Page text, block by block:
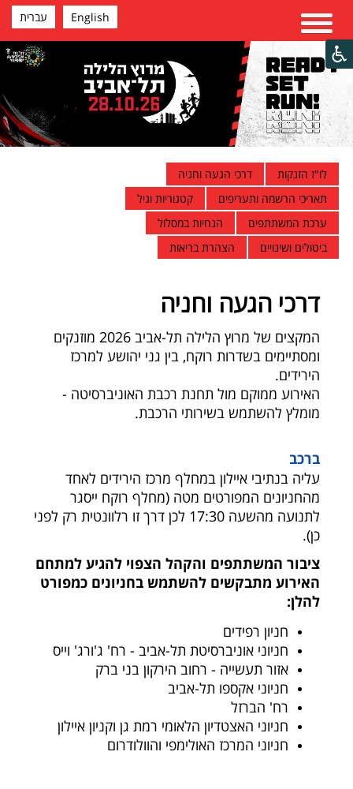
English עברית
לו"ז הזנקות
דרכי הגעה וחניה
תאריכי הרשמה ותעריפים
קטגוריות וגיל
ערכת המשתתפים
הנחיות במסלול
ביטולים ושינויים
הצהרת בריאות
דרכי הגעה וחניה
המקצים של מרוץ הלילה תל-אביב 2026 מוזנקים
ומסתיימים בשדרות רוקח, בין גני יהושע למרכז
הירידים.
האירוע ממוקם מול תחנת רכבת האוניברסיטה -
מומלץ להשתמש בשירותי הרכבת.
ברכב
עליה בנתיבי איילון במחלף מרכז הירידים לאחד
מהחניונים המפורטים מטה (מחלף רוקח ייסגר
לתנועה מהשעה 17:30 לכן דרך זו רלוונטית רק לפני
כן).
ציבור המשתתפים והקהל הצפוי להגיע למתחם
האירוע מתבקשים להשתמש בחניונים כמפורט
להלן:
חניון רפידים
חניוני אוניברסיטת תל-אביב - רח' ג'ורג' וייס
אזור תעשייה - רחוב הירקון בני ברק
חניוני אקספו תל-אביב
רח' הברזל
חניוני האצטדיון הלאומי רמת גן וקניון איילון
חניוני המרכז האולימפי והוולודרום